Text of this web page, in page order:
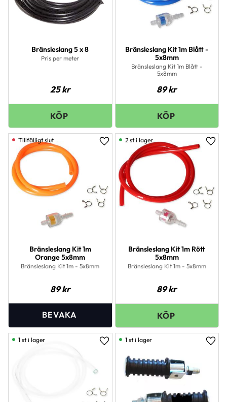
Bränsleslang 5 x 8
Pris per meter
25kr
Bränsleslang Kit 1m Blått -
5x8mm
Bränsleslang Kit 1m Blått -
5x8mm
89kr
Bränsleslang Kit 1m
Orange 5x8mm
Bränsleslang Kit 1m - 5x8mm
89kr
Lägg till i favoriter
Bränsleslang Kit 1m Rött
5x8mm
Bränsleslang Kit 1m - 5x8mm
89kr
2 st i lager
Lägg till i favoriter
1 st i lager 1 st i lager